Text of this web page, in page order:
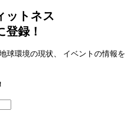
ットネス
録！
球環境の現状、 イベントの情報を